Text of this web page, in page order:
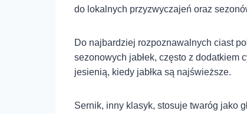
do lokalnych przyzwyczajeń oraz
Do najbardziej rozpoznawalnych ciast
sezonowych jabłek, często z dodatkiem
jesienią, kiedy jabłka są najświeższe.
Sernik, inny klasyk, stosuje twaróg jako